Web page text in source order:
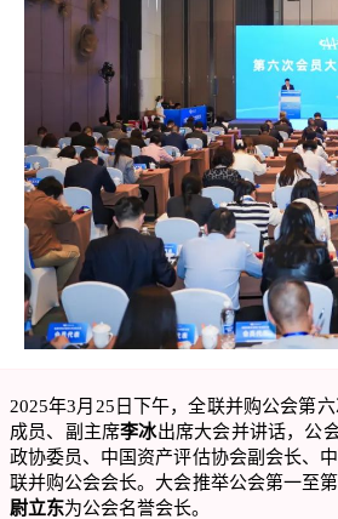
2025年3月25日下午，全联并购公会第
成员、副主席李冰出席大会并讲话，公
政协委员、中国资产评估协会副会长、
联并购公会会长。大会推举公会第一至
尉立东为公会名誉会长。